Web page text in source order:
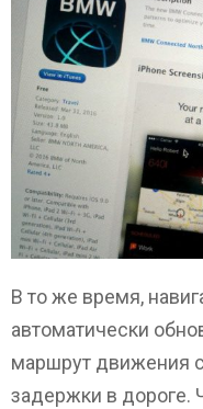
В то же время,
автоматически
маршрут движения
задержки в дороге.